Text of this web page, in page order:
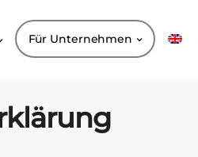
Für Unternehmen